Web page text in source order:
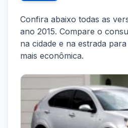
Confira abaixo todas as
ano 2015. Compare o
na cidade e na estrada
mais econômica.